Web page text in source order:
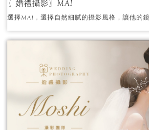
〖婚禮攝影〗MAI
選擇MAI，選擇自然細膩的攝影風格，讓他的鏡
頭為你們的愛情留下美麗的印記。